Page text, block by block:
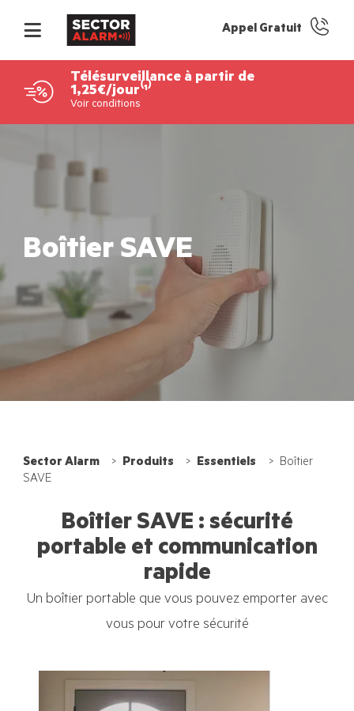
Appel Gratuit
Télésurveillance à partir de
1,25€/jour⁽¹⁾
Voir conditions
Boîtier SAVE
Sector Alarm Produits Essentiels
Boîtier
SAVE
Boîtier SAVE : sécurité
portable et communication
rapide
Un boîtier portable que vous pouvez emporter avec
vous pour votre sécurité